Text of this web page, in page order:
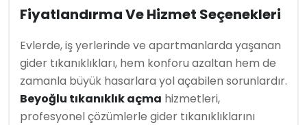
Fiyatlandırma Ve Hizmet Seçenekleri
Evlerde, iş yerlerinde ve apartmanlarda yaşanan
gider tıkanıklıkları, hem konforu azaltan hem de
zamanla büyük hasarlara yol açabilen sorunlardır.
Beyoğlu tıkanıklık açma hizmetleri,
profesyonel çözümlerle gider tıkanıklıklarını